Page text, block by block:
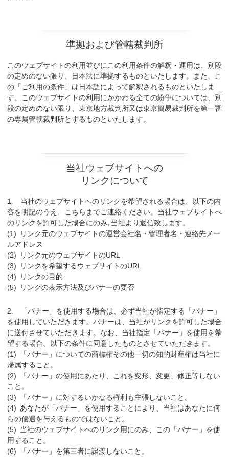
準拠および管轄裁判所
このウェブサイトの利用並びにこの利用条件の解釈・運用は、別段
の定めのない限り、日本法に準拠するものといたします。また、こ
の「ご利用の条件」は日本語によって解釈されるものといたしま
す。このウェブサイトの利用にかかわる全ての紛争については、別
段の定めのない限り、東京地方裁判所又は東京簡易裁判所を第一審
の専属管轄裁判所とするものといたします。
当社ウェブサイトへの
リンクについて
当社のウェブサイトへのリンクを希望される場合は、以下の内
容を明記のうえ、こちらまでご連絡ください。当社ウェブサイトへ
のリンクを許可した場合にのみ､当社より返信致します。
リンク元のウェブサイトの運営会社名・管理者名・連絡先メー
ルアドレス
リンク元のウェブサイトのURL
リンクを希望するウェブサイトのURL
リンクの目的
リンクの表示方法及びバナーの要否
「バナー」を使用する場合は、必ず当社が指定する「バナー」
を使用していただきます。バナーは、当社がリンクを許可した場合
に送付させていただきます。なお、当社指定「バナー」を使用を希
望する場合、以下の条件に同意したものとさせていただきます。
「バナー」についての商標権その他一切の知的財産権は当社に
帰属すること。
「バナー」の使用にあたり、これを変形、変更、修正等しない
こと。
「バナー」に対するいかなる権利も主張しないこと。
あなたが「バナー」を使用することにより、当社はあなたに何
らの優遇を与えるものではないこと。
当社のウェブサイトへのリンク用にのみ、この「バナー」を使
用すること。
「バナー」を第三者に譲渡しないこと。